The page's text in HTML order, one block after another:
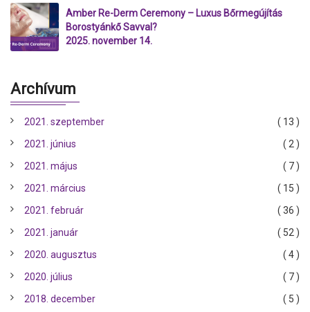
Amber Re-Derm Ceremony – Luxus Bőrmegújítás
Borostyánkő Savval?
2025. november 14.
Archívum
2021. szeptember
( 13 )
2021. június
( 2 )
2021. május
( 7 )
2021. március
( 15 )
2021. február
( 36 )
2021. január
( 52 )
2020. augusztus
( 4 )
2020. július
( 7 )
2018. december
( 5 )